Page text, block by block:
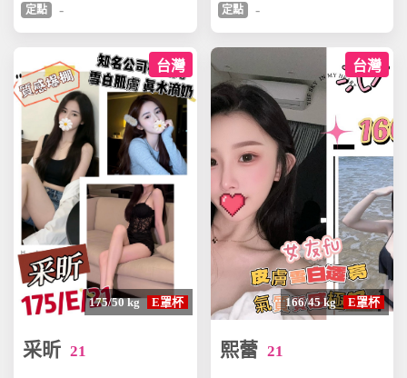
定點 - 定點 -
台灣
175/50 kg E罩杯
采昕21
台灣
166/45 kg E罩杯
熙蕾 21